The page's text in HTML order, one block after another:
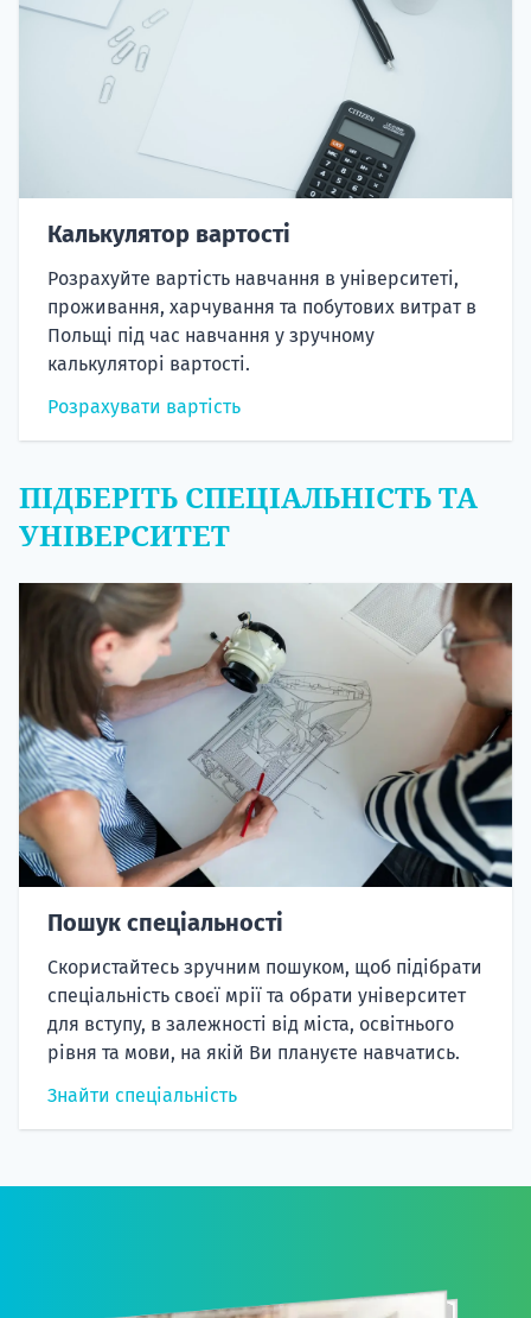
Калькулятор вартості
Розрахуйте вартість навчання в університеті,
проживання, харчування та побутових витрат в
Польщі під час навчання у зручному
калькуляторі вартості.
Розрахувати вартість
ПІДБЕРІТЬ СПЕЦІАЛЬНІСТЬ ТА
УНІВЕРСИТЕТ
Пошук спеціальності
Скористайтесь зручним пошуком, щоб підібрати
спеціальність своєї мрії та обрати університет
для вступу, в залежності від міста, освітнього
рівня та мови, на якій Ви плануєте навчатись.
Знайти спеціальність